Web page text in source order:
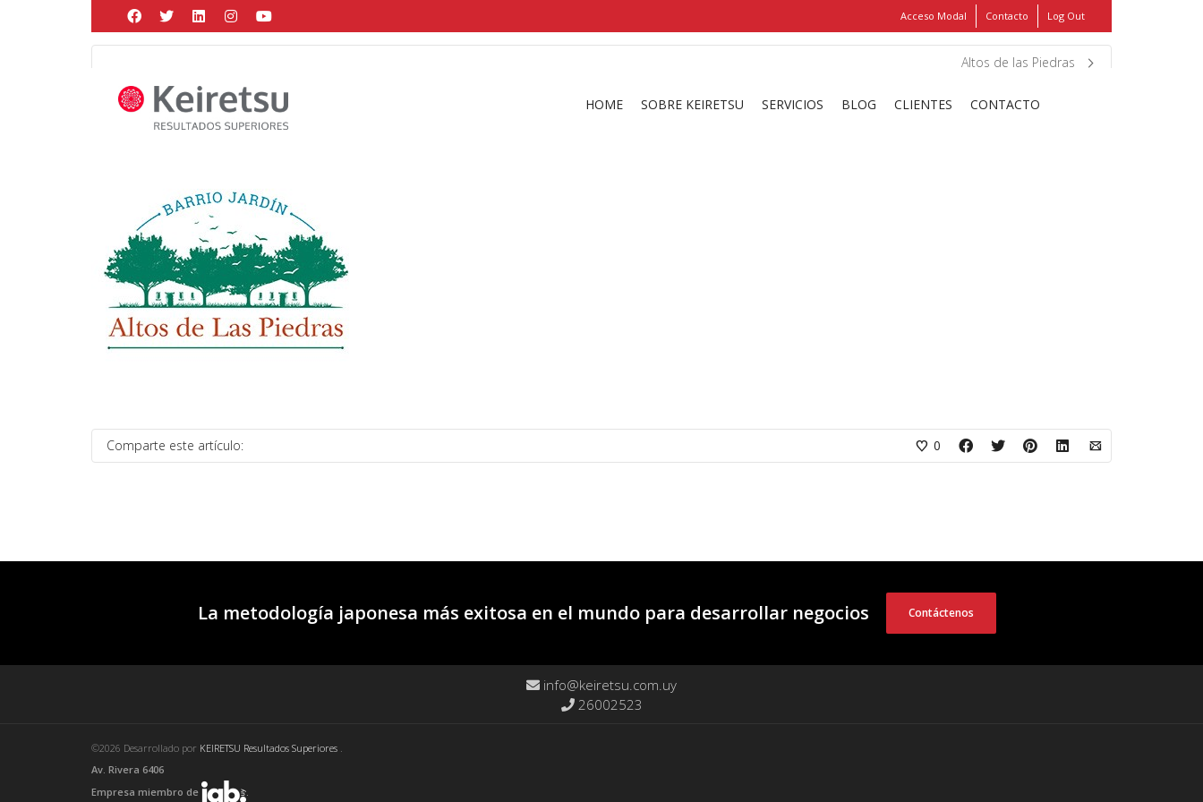
Help me Dante! I'm looking for newshirtsin a sizemediumthat cost between £ . Show
FIND MY ITEMS!
Acceso Modal Contacto Log Out
HOME SOBRE KEIRETSU SERVICIOS BLOG CLIENTES CONTACTO
Altos de las Piedras
Posted by Martín Gonzalezonabril 3, 2018
Comparte este artículo: 0
La metodología japonesa más exitosa en el mundo para desarrollar negocios Contáctenos
info@keiretsu.com.uy
26002523
©2026 Desarrollado por KEIRETSU Resultados Superiores .
Av. Rivera 6406
Empresa miembro de
.